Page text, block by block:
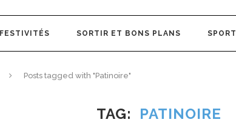
FESTIVITÉS SORTIR ET BONS PLANS SPORT
Posts tagged with "Patinoire"
TAG PATINOIRE